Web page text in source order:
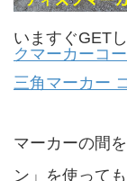
いますぐGET
クマーカーコ
三角マーカー
マーカーの間
ン」を使って